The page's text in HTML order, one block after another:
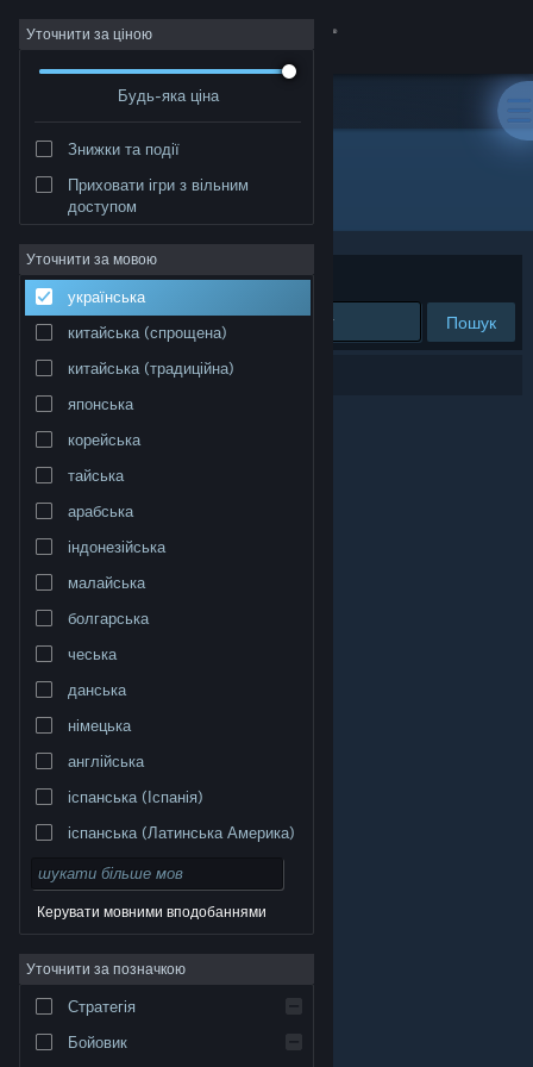
Увійти
Крамниця
Інформація
Підтримка
Змінити мову
Переглянути повну версію
© Valve Corporation. Усі права захищено. Усі
Юридична інформація
підписника Steam
cookie
Уточнити за ціною
Будь-яка ціна
Знижки та події
Приховати ігри з вільним
доступом
Уточнити за мовою
українська
китайська (спрощена)
китайська (традиційна)
японська
корейська
тайська
арабська
індонезійська
малайська
болгарська
чеська
данська
німецька
англійська
іспанська (Іспанія)
іспанська (Латинська Америка)
Керувати мовними вподобаннями
Уточнити за позначкою
Стратегія
Бойовик
Розробник: Pen-in-Apple-studio
Упорядкувати за доречністю
Пошук
Результатів вашого пошуку: 0.